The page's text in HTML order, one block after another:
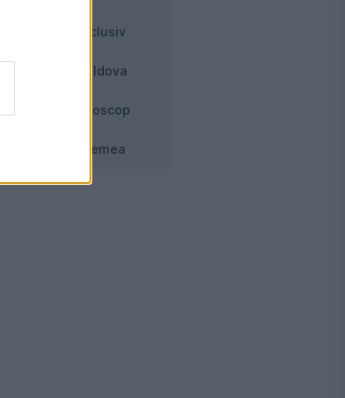
Exclusiv
Moldova
Horoscop
Vremea